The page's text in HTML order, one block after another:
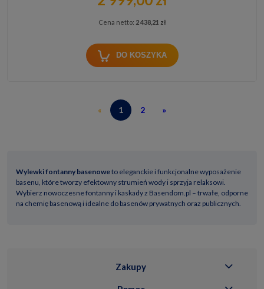
Cena netto: 2 438,21 zł
DO KOSZYKA
« 1 2 »
Wylewki fontanny basenoweto eleganckie i funkcjonalne wyposażenie
basenu, które tworzy efektowny strumień wody i sprzyja relaksowi.
Wybierz nowoczesne fontanny i kaskady z Basendom.pl – trwałe, odporne
na chemię basenową i idealne do basenów prywatnych oraz publicznych.
Zakupy